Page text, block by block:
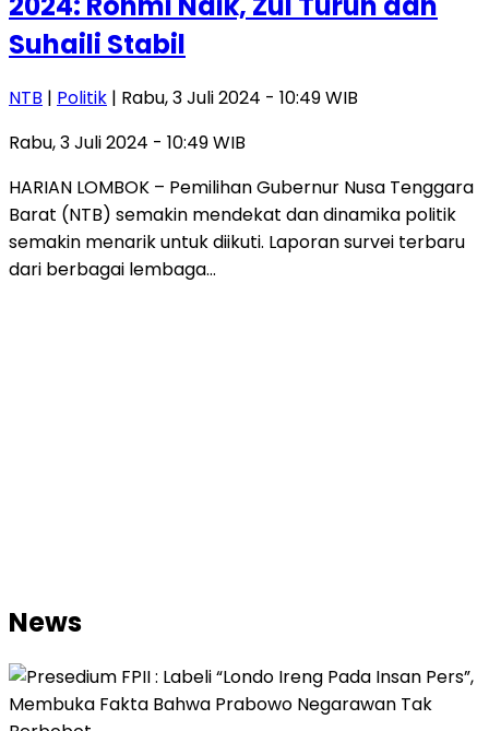
Suhaili Stabil
NTB | Politik | Rabu, 3 Juli 2024 - 10:49 WIB
Rabu, 3 Juli 2024 - 10:49 WIB
HARIAN LOMBOK – Pemilihan Gubernur Nusa Tenggara
Barat (NTB) semakin mendekat dan dinamika politik
semakin menarik untuk diikuti. Laporan survei terbaru
dari berbagai lembaga…
News